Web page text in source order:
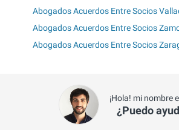
Abogados Acuerdos Entre Socios
Abogados Acuerdos Entre Socios
Abogados Acuerdos Entre Socios
¡Hola! mi nombre
¿Puedo